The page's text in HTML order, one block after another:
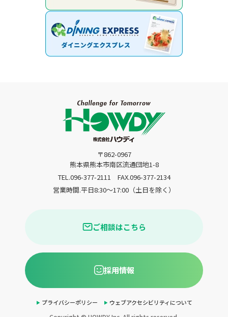
〒862-0967
熊本県熊本市南区流通団地1-8
TEL.096-377-2111
FAX.096-377-2134
営業時間.平日8:30〜17:00（土日を除く）
ご相談はこちら
採用情報
プライバシーポリシー ウェブアクセシビリティについて